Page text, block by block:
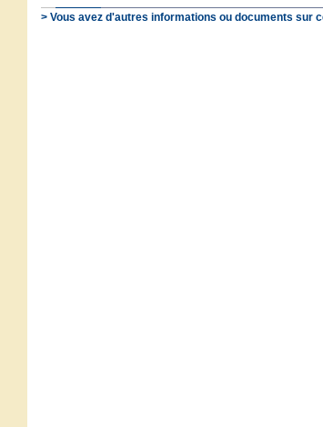
> Vous avez d'autres informations ou documents sur